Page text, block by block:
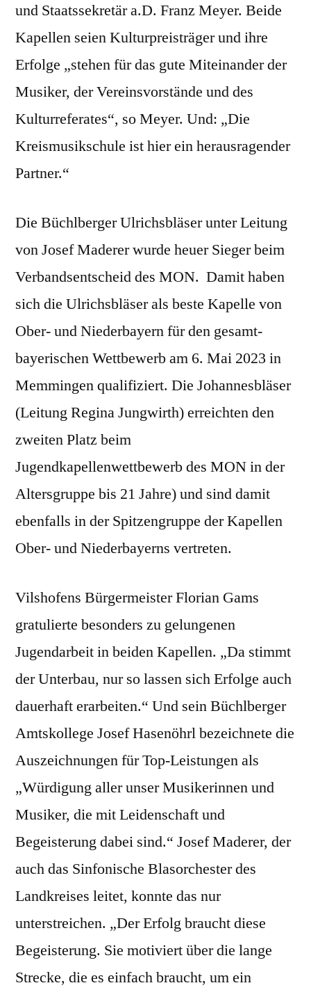
und Staatssekretär a.D. Franz Meyer. Beide
Kapellen seien Kulturpreisträger und ihre
Erfolge „stehen für das gute Miteinander der
Musiker, der Vereinsvorstände und des
Kulturreferates“, so Meyer. Und: „Die
Kreismusikschule ist hier ein herausragender
Partner.“
Die Büchlberger Ulrichsbläser unter Leitung
von Josef Maderer wurde heuer Sieger beim
Verbandsentscheid des MON. Damit haben
sich die Ulrichsbläser als beste Kapelle von
Ober- und Niederbayern für den gesamt-
bayerischen Wettbewerb am 6. Mai 2023 in
Memmingen qualifiziert. Die Johannesbläser
(Leitung Regina Jungwirth) erreichten den
zweiten Platz beim
Jugendkapellenwettbewerb des MON in der
Altersgruppe bis 21 Jahre) und sind damit
ebenfalls in der Spitzengruppe der Kapellen
Ober- und Niederbayerns vertreten.
Vilshofens Bürgermeister Florian Gams
gratulierte besonders zu gelungenen
Jugendarbeit in beiden Kapellen. „Da stimmt
der Unterbau, nur so lassen sich Erfolge auch
dauerhaft erarbeiten.“ Und sein Büchlberger
Amtskollege Josef Hasenöhrl bezeichnete die
Auszeichnungen für Top-Leistungen als
„Würdigung aller unser Musikerinnen und
Musiker, die mit Leidenschaft und
Begeisterung dabei sind.“ Josef Maderer, der
auch das Sinfonische Blasorchester des
Landkreises leitet, konnte das nur
unterstreichen. „Der Erfolg braucht diese
Begeisterung. Sie motiviert über die lange
Strecke, die es einfach braucht, um ein